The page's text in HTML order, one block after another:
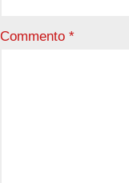
Commento *